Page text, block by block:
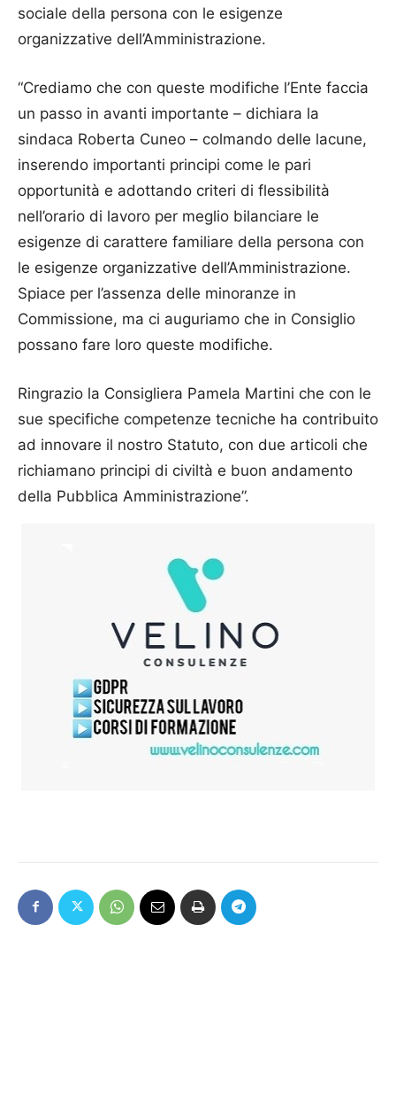
sociale della persona con le esigenze
organizzative dell’Amministrazione.
“Crediamo che con queste modifiche l’Ente faccia
un passo in avanti importante – dichiara la
sindaca Roberta Cuneo – colmando delle lacune,
inserendo importanti principi come le pari
opportunità e adottando criteri di flessibilità
nell’orario di lavoro per meglio bilanciare le
esigenze di carattere familiare della persona con
le esigenze organizzative dell’Amministrazione.
Spiace per l’assenza delle minoranze in
Commissione, ma ci auguriamo che in Consiglio
possano fare loro queste modifiche.
Ringrazio la Consigliera Pamela Martini che con le
sue specifiche competenze tecniche ha contribuito
ad innovare il nostro Statuto, con due articoli che
richiamano principi di civiltà e buon andamento
della Pubblica Amministrazione”.